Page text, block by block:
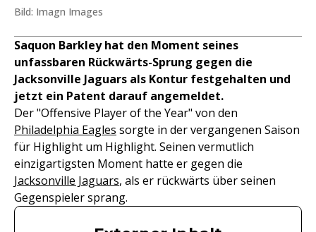
Bild: Imagn Images
Saquon Barkley hat den Moment seines
unfassbaren Rückwärts-Sprung gegen die
Jacksonville Jaguars als Kontur festgehalten und
jetzt ein Patent darauf angemeldet.
Der "Offensive Player of the Year" von den
Philadelphia Eagles sorgte in der vergangenen Saison
für Highlight um Highlight. Seinen vermutlich
einzigartigsten Moment hatte er gegen die
Jacksonville Jaguars, als er rückwärts über seinen
Gegenspieler sprang.